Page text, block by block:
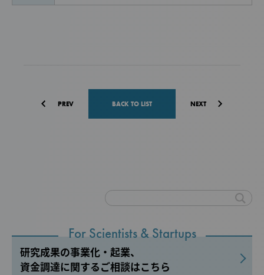
PREV BACK TO LIST NEXT
For Scientists & Startups
研究成果の事業化・起業、
資金調達に関するご相談はこちら